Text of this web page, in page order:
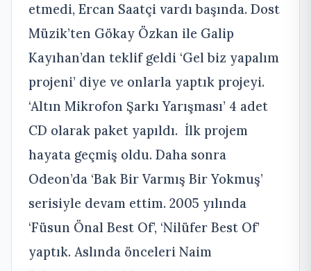
etmedi, Ercan Saatçi vardı başında. Dost
Müzik’ten Gökay Özkan ile Galip
Kayıhan’dan teklif geldi ‘Gel biz yapalım
projeni’ diye ve onlarla yaptık projeyi.
‘Altın Mikrofon Şarkı Yarışması’ 4 adet
CD olarak paket yapıldı. İlk projem
hayata geçmiş oldu. Daha sonra
Odeon’da ‘Bak Bir Varmış Bir Yokmuş’
serisiyle devam ettim. 2005 yılında
‘Füsun Önal Best Of’, ‘Nilüfer Best Of’
yaptık. Aslında önceleri Naim